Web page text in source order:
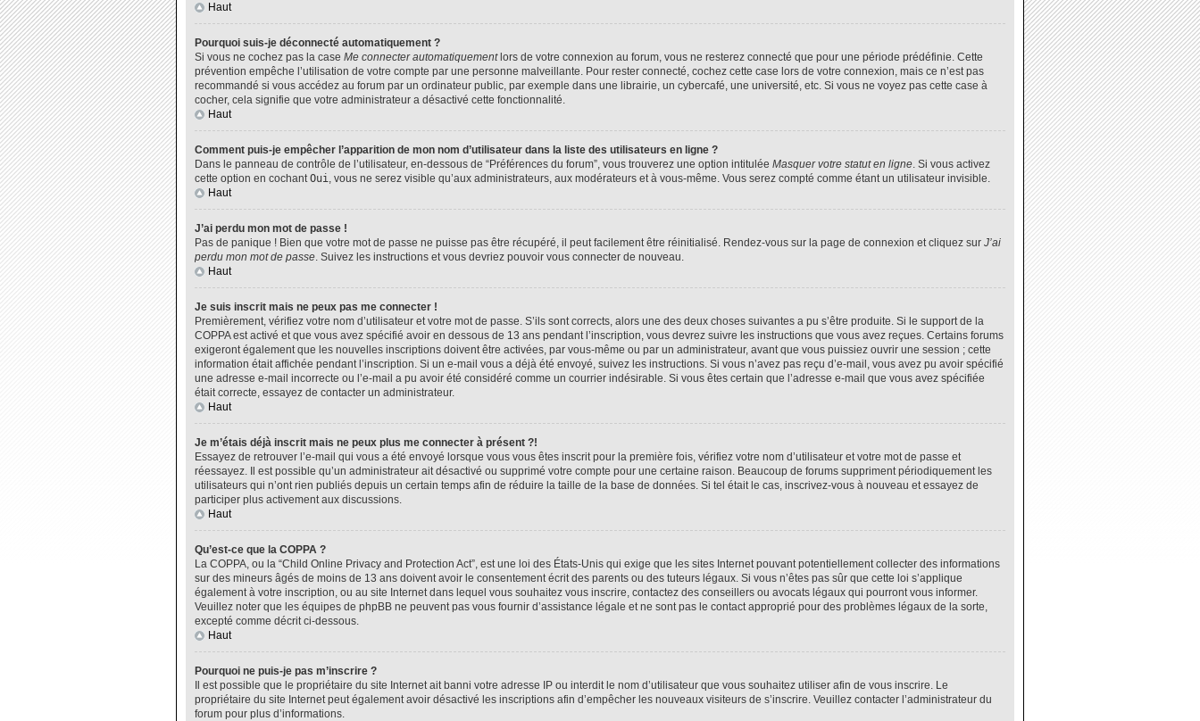
Haut
Pourquoi suis-je déconnecté automatiquement ?
Si vous ne cochez pas la case Me connecter automatiquementlors de votre connexion au forum, vous ne resterez connecté que pour une période prédéfinie. Cette
prévention empêche l’utilisation de votre compte par une personne malveillante. Pour rester connecté, cochez cette case lors de votre connexion, mais ce n’est pas
recommandé si vous accédez au forum par un ordinateur public, par exemple dans une librairie, un cybercafé, une université, etc. Si vous ne voyez pas cette case à
cocher, cela signifie que votre administrateur a désactivé cette fonctionnalité.
Haut
Comment puis-je empêcher l’apparition de mon nom d’utilisateur dans la liste des utilisateurs en ligne ?
Dans le panneau de contrôle de l’utilisateur, en-dessous de “Préférences du forum”, vous trouverez une option intitulée Masquer votre statut en ligne. Si vous activez
cette option en cochantOui, vous ne serez visible qu’aux administrateurs, aux modérateurs et à vous-même. Vous serez compté comme étant un utilisateur invisible.
Haut
J’ai perdu mon mot de passe !
Pas de panique ! Bien que votre mot de passe ne puisse pas être récupéré, il peut facilement être réinitialisé. Rendez-vous sur la page de connexion et cliquez sur J’ai
perdu mon mot de passe. Suivez les instructions et vous devriez pouvoir vous connecter de nouveau.
Haut
Je suis inscrit mais ne peux pas me connecter !
Premièrement, vérifiez votre nom d’utilisateur et votre mot de passe. S’ils sont corrects, alors une des deux choses suivantes a pu s’être produite. Si le support de la
COPPA est activé et que vous avez spécifié avoir en dessous de 13 ans pendant l’inscription, vous devrez suivre les instructions que vous avez reçues. Certains forums
exigeront également que les nouvelles inscriptions doivent être activées, par vous-même ou par un administrateur, avant que vous puissiez ouvrir une session ; cette
information était affichée pendant l’inscription. Si un e-mail vous a déjà été envoyé, suivez les instructions. Si vous n’avez pas reçu d’e-mail, vous avez pu avoir spécifié
une adresse e-mail incorrecte ou l’e-mail a pu avoir été considéré comme un courrier indésirable. Si vous êtes certain que l’adresse e-mail que vous avez spécifiée
était correcte, essayez de contacter un administrateur.
Haut
Je m’étais déjà inscrit mais ne peux plus me connecter à présent ?!
Essayez de retrouver l’e-mail qui vous a été envoyé lorsque vous vous êtes inscrit pour la première fois, vérifiez votre nom d’utilisateur et votre mot de passe et
réessayez. Il est possible qu’un administrateur ait désactivé ou supprimé votre compte pour une certaine raison. Beaucoup de forums suppriment périodiquement les
utilisateurs qui n’ont rien publiés depuis un certain temps afin de réduire la taille de la base de données. Si tel était le cas, inscrivez-vous à nouveau et essayez de
participer plus activement aux discussions.
Haut
Qu’est-ce que la COPPA ?
La COPPA, ou la “Child Online Privacy and Protection Act”, est une loi des États-Unis qui exige que les sites Internet pouvant potentiellement collecter des informations
sur des mineurs âgés de moins de 13 ans doivent avoir le consentement écrit des parents ou des tuteurs légaux. Si vous n’êtes pas sûr que cette loi s’applique
également à votre inscription, ou au site Internet dans lequel vous souhaitez vous inscrire, contactez des conseillers ou avocats légaux qui pourront vous informer.
Veuillez noter que les équipes de phpBB ne peuvent pas vous fournir d’assistance légale et ne sont pas le contact approprié pour des problèmes légaux de la sorte,
excepté comme décrit ci-dessous.
Haut
Pourquoi ne puis-je pas m’inscrire ?
Il est possible que le propriétaire du site Internet ait banni votre adresse IP ou interdit le nom d’utilisateur que vous souhaitez utiliser afin de vous inscrire. Le
propriétaire du site Internet peut également avoir désactivé les inscriptions afin d’empêcher les nouveaux visiteurs de s’inscrire. Veuillez contacter l’administrateur du
forum pour plus d’informations.